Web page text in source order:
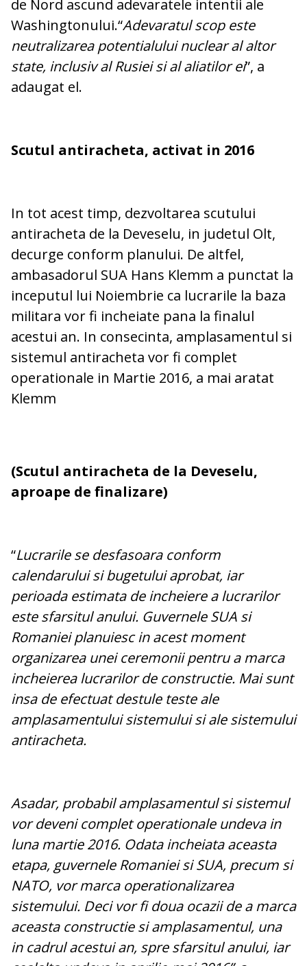
de Nord ascund adevaratele intentii ale
Washingtonului.“Adevaratul scop este
neutralizarea potentialului nuclear al altor
state, inclusiv al Rusiei si al aliatilor ei”, a
adaugat el.
Scutul antiracheta, activat in 2016
In tot acest timp, dezvoltarea scutului
antiracheta de la Deveselu, in judetul Olt,
decurge conform planului. De altfel,
ambasadorul SUA Hans Klemm a punctat la
inceputul lui Noiembrie ca lucrarile la baza
militara vor fi incheiate pana la finalul
acestui an. In consecinta, amplasamentul si
sistemul antiracheta vor fi complet
operationale in Martie 2016, a mai aratat
Klemm
(Scutul antiracheta de la Deveselu,
aproape de finalizare)
“Lucrarile se desfasoara conform
calendarului si bugetului aprobat, iar
perioada estimata de incheiere a lucrarilor
este sfarsitul anului. Guvernele SUA si
Romaniei planuiesc in acest moment
organizarea unei ceremonii pentru a marca
incheierea lucrarilor de constructie. Mai sunt
insa de efectuat destule teste ale
amplasamentului sistemului si ale sistemului
antiracheta.
Asadar, probabil amplasamentul si sistemul
vor deveni complet operationale undeva in
luna martie 2016. Odata incheiata aceasta
etapa, guvernele Romaniei si SUA, precum si
NATO, vor marca operationalizarea
sistemului. Deci vor fi doua ocazii de a marca
aceasta constructie si amplasamentul, una
in cadrul acestui an, spre sfarsitul anului, iar